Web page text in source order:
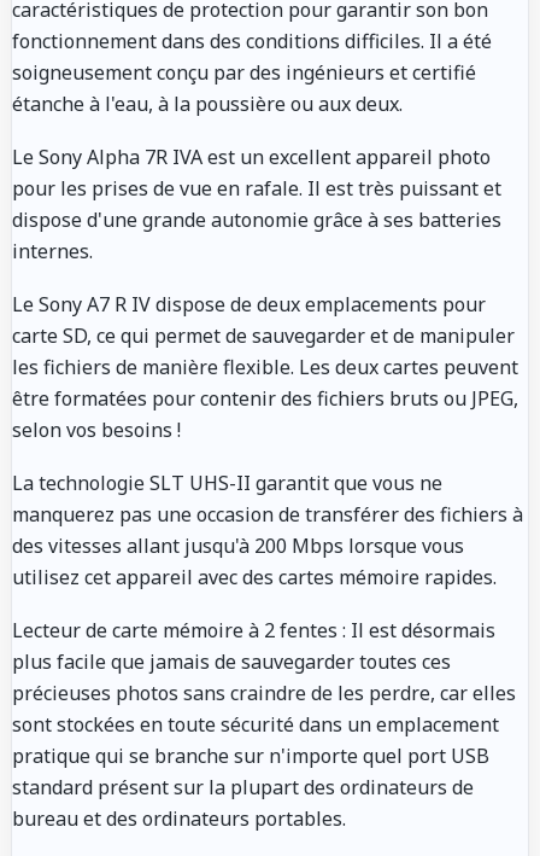
caractéristiques de protection pour garantir son bon
fonctionnement dans des conditions difficiles. Il a été
soigneusement conçu par des ingénieurs et certifié
étanche à l'eau, à la poussière ou aux deux.
Le Sony Alpha 7R IVA est un excellent appareil photo
pour les prises de vue en rafale. Il est très puissant et
dispose d'une grande autonomie grâce à ses batteries
internes.
Le Sony A7 R IV dispose de deux emplacements pour
carte SD, ce qui permet de sauvegarder et de manipuler
les fichiers de manière flexible. Les deux cartes peuvent
être formatées pour contenir des fichiers bruts ou JPEG,
selon vos besoins !
La technologie SLT UHS-II garantit que vous ne
manquerez pas une occasion de transférer des fichiers à
des vitesses allant jusqu'à 200 Mbps lorsque vous
utilisez cet appareil avec des cartes mémoire rapides.
Lecteur de carte mémoire à 2 fentes : Il est désormais
plus facile que jamais de sauvegarder toutes ces
précieuses photos sans craindre de les perdre, car elles
sont stockées en toute sécurité dans un emplacement
pratique qui se branche sur n'importe quel port USB
standard présent sur la plupart des ordinateurs de
bureau et des ordinateurs portables.